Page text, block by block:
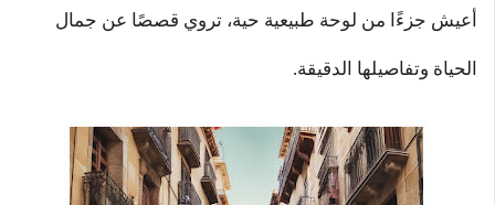
أعيش جزءًا من لوحة طبيعية حية، تروي قصصًا عن جمال
الحياة وتفاصيلها الدقيقة.